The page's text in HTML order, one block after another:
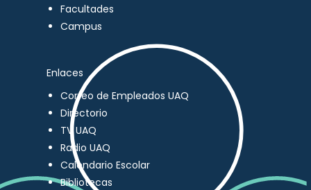
Facultades
Campus
Enlaces
Correo de Empleados UAQ
Directorio
TV UAQ
Radio UAQ
Calendario Escolar
Bibliotecas